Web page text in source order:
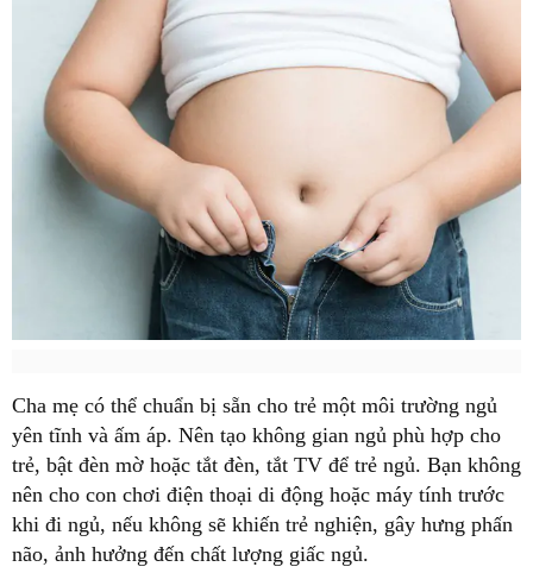
Cha mẹ có thể chuẩn bị sẵn cho trẻ một môi trường ngủ
yên tĩnh và ấm áp. Nên tạo không gian ngủ phù hợp cho
trẻ, bật đèn mờ hoặc tắt đèn, tắt TV để trẻ ngủ. Bạn không
nên cho con chơi điện thoại di động hoặc máy tính trước
khi đi ngủ, nếu không sẽ khiến trẻ nghiện, gây hưng phấn
não, ảnh hưởng đến chất lượng giấc ngủ.